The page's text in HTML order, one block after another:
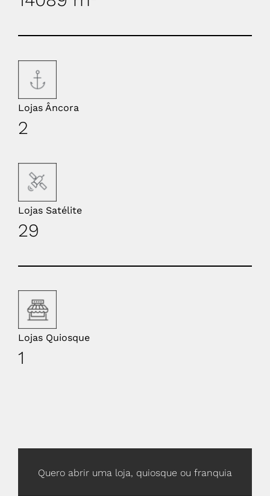
Lojas Âncora
2
Lojas Satélite
29
Lojas Quiosque
1
Quero abrir uma loja, quiosque ou franquia